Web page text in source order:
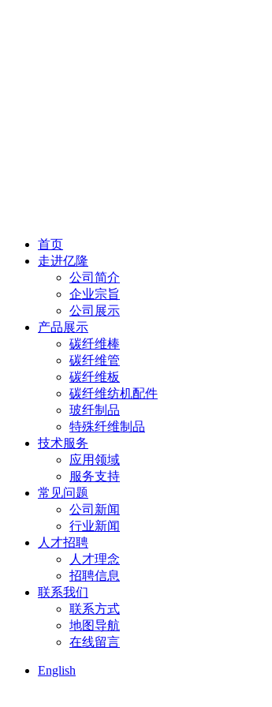
首页
走进亿隆
公司简介
企业宗旨
公司展示
产品展示
碳纤维棒
碳纤维管
碳纤维板
碳纤维纺机配件
玻纤制品
特殊纤维制品
技术服务
应用领域
服务支持
常见问题
公司新闻
行业新闻
人才招聘
人才理念
招聘信息
联系我们
联系方式
地图导航
在线留言
English